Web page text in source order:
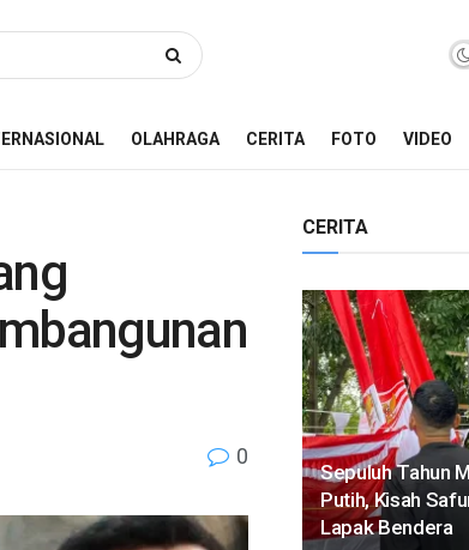
OLAHRAGA CERITA FOTO VIDEO
0
CERITA
Sepuluh Tahun
Putih, Kisah
Lapak Bendera